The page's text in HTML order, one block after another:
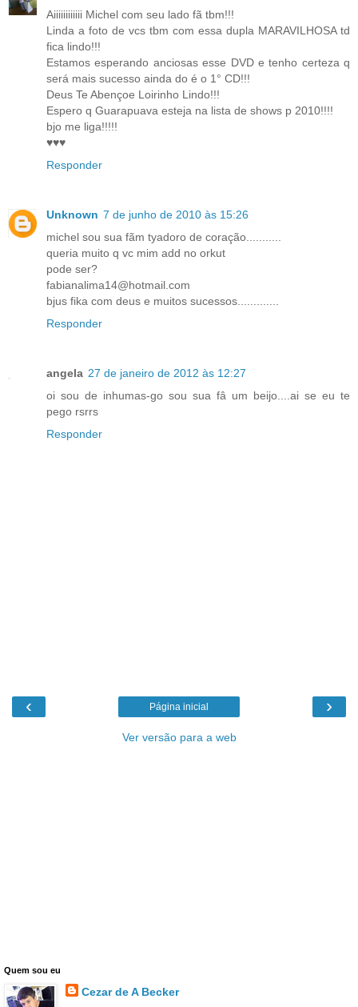
Aiiiiiiiiiiii Michel com seu lado fã tbm!!!
Linda a foto de vcs tbm com essa dupla MARAVILHOSA td
fica lindo!!!
Estamos esperando anciosas esse DVD e tenho certeza q
será mais sucesso ainda do é o 1° CD!!!
Deus Te Abençoe Loirinho Lindo!!!
Espero q Guarapuava esteja na lista de shows p 2010!!!!
bjo me liga!!!!!
♥♥♥
Responder
Unknown 7 de junho de 2010 às 15:26
michel sou sua fãm tyadoro de coração...........
queria muito q vc mim add no orkut
pode ser?
fabianalima14@hotmail.com
bjus fika com deus e muitos sucessos.............
Responder
angela 27 de janeiro de 2012 às 12:27
oi sou de inhumas-go sou sua fâ um beijo....ai se eu te
pego rsrrs
Responder
‹ ›
Página inicial
Ver versão para a web
Quem sou eu
Cezar de A Becker